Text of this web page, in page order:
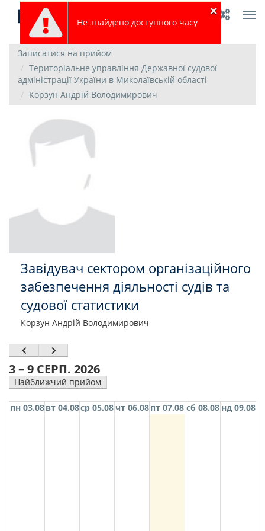
×
Не знайдено доступного часу
Записатися на прийом
Територіальне управління Державної судової
адміністрації України в Миколаївській області
Корзун Андрій Володимирович
Завідувач сектором організаційного
забезпечення діяльності судів та
судової статистики
Корзун Андрій Володимирович
3 – 9 СЕРП. 2026
Найближчий прийом
пн 03.08вт 04.08ср 05.08чт 06.08пт 07.08 сб 08.08 нд 09.08